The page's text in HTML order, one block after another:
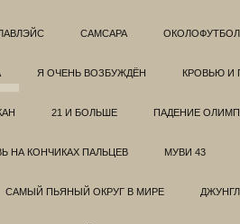
САМСАРА
Я ОЧЕНЬ ВОЗБУЖДЁН КРОВЬЮ И
21 И БОЛЬШЕ ПАДЕНИЕ
НА КОНЧИКАХ ПАЛЬЦЕВ МУВИ 43
САМЫЙ ПЬЯНЫЙ ОКРУГ В МИРЕ